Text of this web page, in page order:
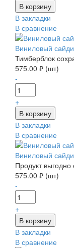
В закладки
В сравнение
Виниловый
Тимберблок
575.00 ₽ (шт)
-
+
В закладки
В сравнение
Виниловый
Продукт выгодно
575.00 ₽ (шт)
-
+
В закладки
В сравнение